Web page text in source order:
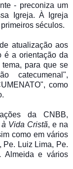
- preconiza um
Igreja. À Igreja
séculos.
atualização aos
é a orientação da
para que se
catecumenal",
como
da CNBB,
à Vida Cristã, e na
como em vários
Pe. Luiz Lima, Pe.
Almeida e vários